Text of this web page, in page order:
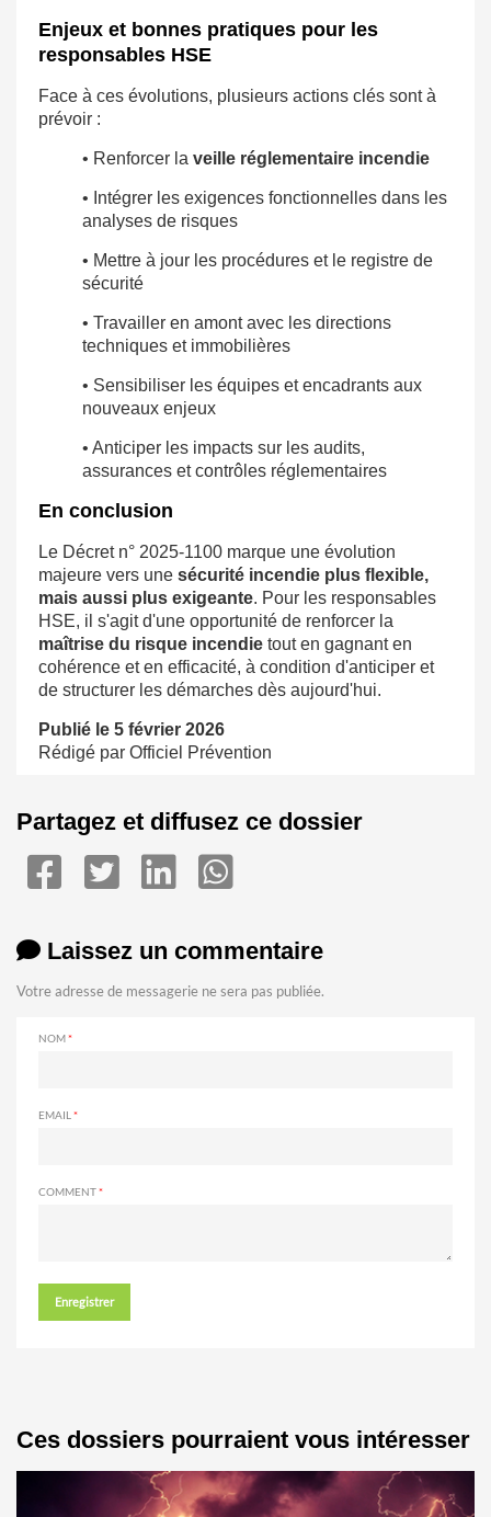
Enjeux et bonnes pratiques pour les
responsables HSE
Face à ces évolutions, plusieurs actions clés sont à
prévoir :
• Renforcer la veille réglementaire incendie
• Intégrer les exigences fonctionnelles dans les
analyses de risques
• Mettre à jour les procédures et le registre de
sécurité
• Travailler en amont avec les directions
techniques et immobilières
• Sensibiliser les équipes et encadrants aux
nouveaux enjeux
• Anticiper les impacts sur les audits,
assurances et contrôles réglementaires
En conclusion
Le Décret n° 2025-1100 marque une évolution
majeure vers une sécurité incendie plus flexible,
mais aussi plus exigeante. Pour les responsables
HSE, il s'agit d'une opportunité de renforcer la
maîtrise du risque incendie tout en gagnant en
cohérence et en efficacité, à condition d'anticiper et
de structurer les démarches dès aujourd'hui.
Publié le 5 février 2026
Rédigé par Officiel Prévention
Partagez et diffusez ce dossier
Laissez un commentaire
Votre adresse de messagerie ne sera pas publiée.
NOM
EMAIL
COMMENT
Enregistrer
Ces dossiers pourraient vous intéresser